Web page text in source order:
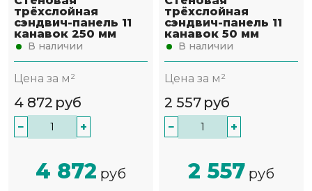
трёхслойная
сэндвич-панель 11
канавок 250 мм
В наличии
Цена за м²
4 872 руб
− +
4 872 руб
трёхслойная
сэндвич-панель 11
канавок 50 мм
В наличии
Цена за м²
2 557 руб
− +
2 557 руб